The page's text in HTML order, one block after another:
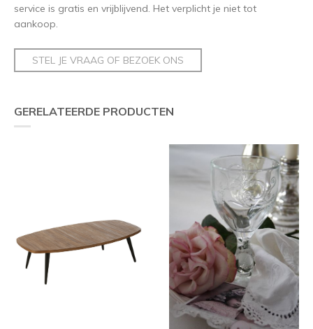
service is gratis en vrijblijvend. Het verplicht je niet tot
aankoop.
STEL JE VRAAG OF BEZOEK ONS
GERELATEERDE PRODUCTEN